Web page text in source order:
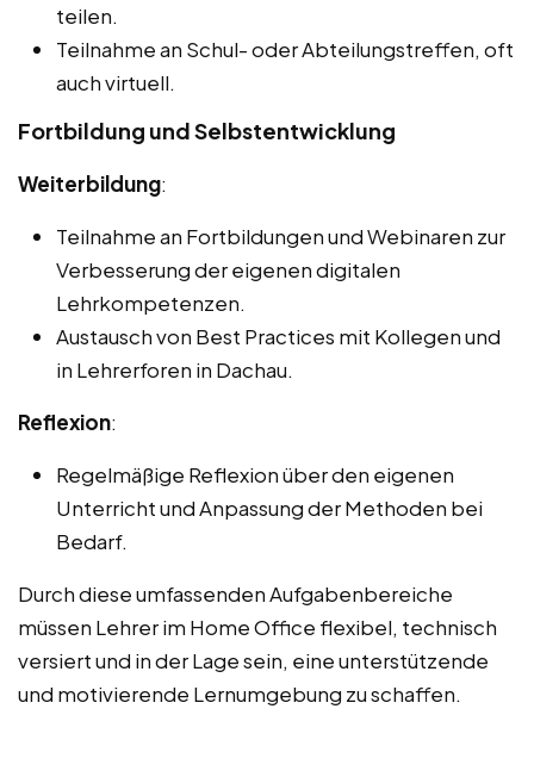
teilen.
Teilnahme an Schul- oder Abteilungstreffen, oft
auch virtuell.
Fortbildung und Selbstentwicklung
Weiterbildung:
Teilnahme an Fortbildungen und Webinaren zur
Verbesserung der eigenen digitalen
Lehrkompetenzen.
Austausch von Best Practices mit Kollegen und
in Lehrerforen in Dachau.
Reflexion:
Regelmäßige Reflexion über den eigenen
Unterricht und Anpassung der Methoden bei
Bedarf.
Durch diese umfassenden Aufgabenbereiche
müssen Lehrer im Home Office flexibel, technisch
versiert und in der Lage sein, eine unterstützende
und motivierende Lernumgebung zu schaffen.